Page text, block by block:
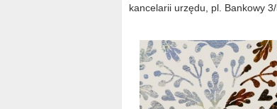
kancelarii urzędu, pl. Bankowy